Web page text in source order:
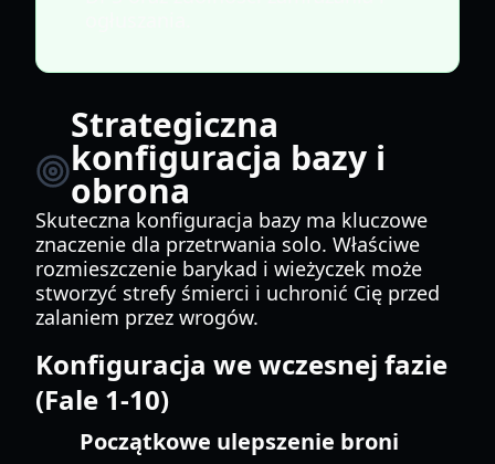
Strategiczna
konfiguracja bazy i
obrona
Skuteczna konfiguracja bazy ma kluczowe
znaczenie dla przetrwania solo. Właściwe
rozmieszczenie barykad i wieżyczek może
stworzyć strefy śmierci i uchronić Cię przed
zalaniem przez wrogów.
Konfiguracja we wczesnej fazie
(Fale 1-10)
Początkowe ulepszenie broni